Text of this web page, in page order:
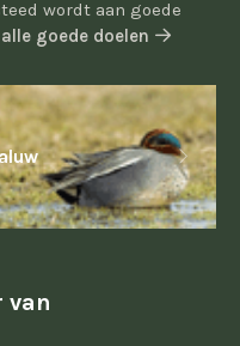
wordt aan goede
goede doelen
van